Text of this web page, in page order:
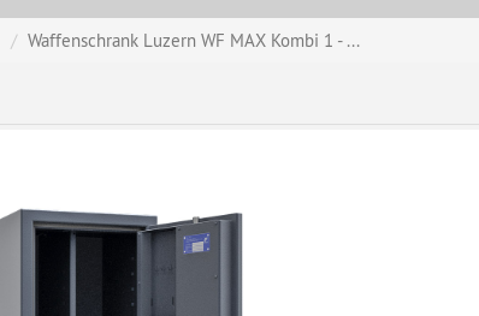
Waffenschrank Luzern WF MAX Kombi 1 - ...